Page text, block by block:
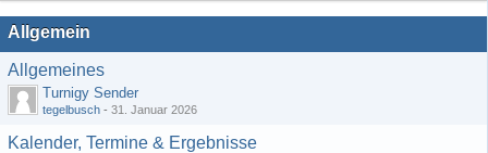
Allgemein
Allgemeines
Turnigy Sender
tegelbusch - 31. Januar 2026
Kalender, Termine & Ergebnisse